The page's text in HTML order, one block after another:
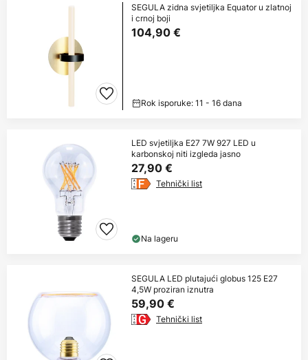
SEGULA zidna svjetiljka Equator u zlatnoj
i crnoj boji
104,90 €
Rok isporuke: 11 - 16 dana
LED svjetiljka E27 7W 927 LED u
karbonskoj niti izgleda jasno
27,90 €
Tehnički list
Na lageru
SEGULA LED plutajući globus 125 E27
4,5W proziran iznutra
59,90 €
Tehnički list